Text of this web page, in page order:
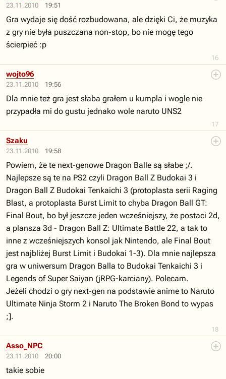
23.11.2010 19:51
16
Gra wydaje się dość rozbudowana, ale dzięki Ci, że muzyka
z gry nie była puszczana non-stop, bo nie mogę tego
ścierpieć :p
23.11.2010 19:56
17
wojto96
Dla mnie też gra jest słaba grałem u kumpla i wogle nie
przypadła mi do gustu jednako wole naruto UNS2
23.11.2010 19:58
18
Szaku
Powiem, że te next-genowe Dragon Balle są słabe ;/.
Najlepsze są te na PS2 czyli Dragon Ball Z Budokai 3 i
Dragon Ball Z Budokai Tenkaichi 3 (protoplasta serii Raging
Blast, a protoplasta Burst Limit to chyba Dragon Ball GT:
Final Bout, bo był jeszcze jeden wcześniejszy, że postaci 2d,
a plansza 3d - Dragon Ball Z: Ultimate Battle 22, a tak to
inne z wcześniejszych konsol jak Nintendo, ale Final Bout
jest najbliżej Burst Limit i Budokai 1-3). Dla mnie najlepsza
gra w uniwersum Dragon Balla to Budokai Tenkaichi 3 i
Legends of Super Saiyan (jRPG-karciany). Polecam.
Jeżeli chodzi o gry next-gen na podstawie anime to Naruto
Ultimate Ninja Storm 2 i Naruto The Broken Bond to wypas
;].
23.11.2010 20:00
Asso_NPC
takie sobie